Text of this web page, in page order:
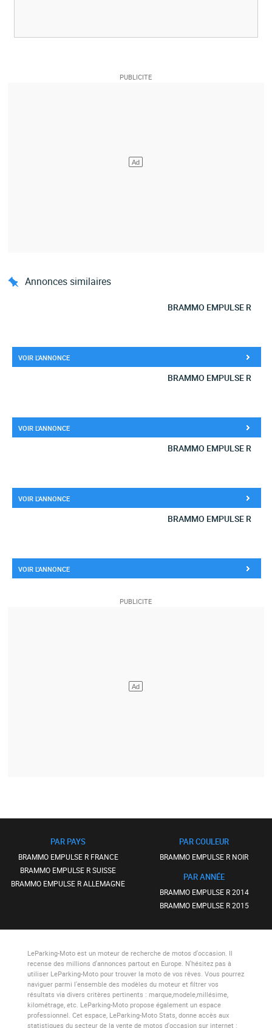
Annonces similaires
BRAMMO EMPULSE R
VOIR L'ANNONCE
BRAMMO EMPULSE R
VOIR L'ANNONCE
BRAMMO EMPULSE R
VOIR L'ANNONCE
BRAMMO EMPULSE R
VOIR L'ANNONCE
PAR PAYS
BRAMMO EMPULSE R FRANCE
BRAMMO EMPULSE R SUISSE
BRAMMO EMPULSE R ALLEMAGNE
PAR COULEUR
BRAMMO EMPULSE R NOIR
PAR ANNÉE
BRAMMO EMPULSE R 2014
BRAMMO EMPULSE R 2015
LeParking-Motoest un moteur de recherche de motos d'occasion. Il
recense des millions d'annonces partout en Europe. N'hésitez pas à
utiliser LeParking-Motopour trouver la moto de vos rêves. Vous pourrez
naviguer parmi l'ensemble des modèles du moteur et filtrer vos
résultats via divers critères pertinents : marque,modele,millésime,
kilométrage, etc. LeParking-Motopropose également un espace
professionnel. Cet espace, LeParking-Moto Stats, donne accès aux
statistiques du secteur de la vente de motos d'occasion sur internet :